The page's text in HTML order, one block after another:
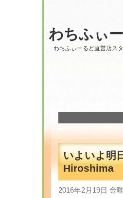
わちふぃ
わちふぃーるど直営店ス
いよいよ明
Hiroshima
2016年2月19日 金